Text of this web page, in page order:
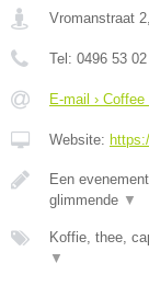
Vromanstraat 2,
Tel: 0496 53
E-mail ›
Website:
Een
glimmende ▼
Koffie, thee,
▼